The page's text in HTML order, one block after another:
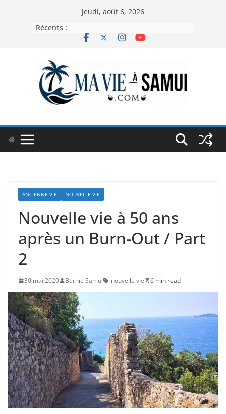
jeudi, août 6, 2026
Récents :
ANCIENNE VIE NOUVELLE VIE
Nouvelle vie à 50 ans
après un Burn-Out / Part
2
30 mai 2020 Bernie Samui nouvelle vie 6 min read